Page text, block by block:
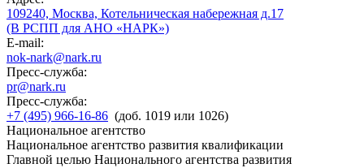
109240, Москва, Котельническая набережная д.17
(В РСПП для АНО «НАРК»)
E-mail:
nok-nark@nark.ru
Пресс-служба:
pr@nark.ru
Пресс-служба:
+7 (495) 966-16-86 (доб. 1019 или 1026)
Национальное агентство
Национальное агентство развития квалификации
Главной целью Национального агентства развития